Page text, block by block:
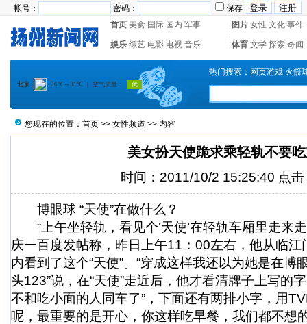
帐号： 密码：
保存
首页 美食 国际 国内 军事 图片 女性 文化 事件
娱乐 综艺 电影 电视 音乐 体育 文学 探索 奇闻
热门搜索： 网页游戏 火箭
您现在的位置： 首页 >> 女性频道 >> 内容
美女扮天使跪求乘轻轨不要
时间：2011/10/2 15:25:40 点击
博眼球 “天使”在做什么？
“上午坐轻轨，看见个‘天使’在轻轨车厢里走来走
庆一百度发帖称，昨日上午11：00左右，他从临
内看到了这个“天使”。“穿成这样我还以为她是在博
头123”说，在“天使”走近后，他才看清牌子上写的
不和吃小面的人同车了”，下面还有两排小字，用
呢，最重要的是开心，你这样吃早餐，我们都不想